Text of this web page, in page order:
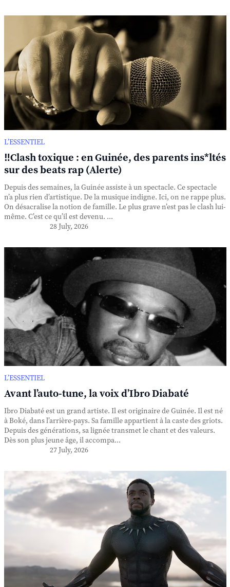
L’ESSENTIEL
‼️Clash toxique : en Guinée, des parents ins*ltés
sur des beats rap (Alerte)
Depuis des semaines, la Guinée assiste à un spectacle. Ce spectacle
n’a plus rien d’artistique. De la musique indigne. Ici, on ne rappe plus.
On désacralise la notion de famille. Le plus grave n’est pas le clash lui-
même. C’est ce qu’il est devenu. ...
28 July, 2026
L’ESSENTIEL
Avant l’auto-tune, la voix d’Ibro Diabaté
Ibro Diabaté est un grand artiste. Il est originaire de Guinée. Il est né
à Boké, dans l’arrière-pays. Sa famille appartient à la caste des griots.
Depuis des générations, sa lignée transmet le chant et des valeurs.
Dès son plus jeune âge, il accompa...
27 July, 2026